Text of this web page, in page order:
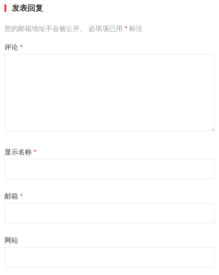
发表回复
您的邮箱地址不会被公开。 必填项已用 *标注
评论 *
显示名称 *
邮箱 *
网站